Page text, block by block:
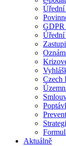
Úřední
GDPR
Czech
Aktuálně